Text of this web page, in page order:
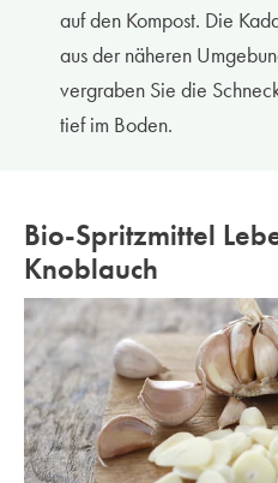
auf den Kompost. Die
aus der näheren
vergraben Sie die
tief im Boden.
Bio-Spritzmittel
Knoblauch